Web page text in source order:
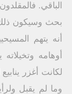
الباقي.
بحث وسيكون ذلك
أنه يتهم
أوهامه
لكانت أغزر
وما لم يقبل